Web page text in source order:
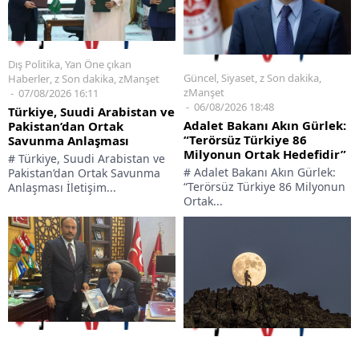
Dış Politika,Yan Öne çıkan
Haberler,z Son dakika,zManşet
07/08/2026 16:11
Türkiye, Suudi Arabistan ve
Pakistan’dan Ortak
Savunma Anlaşması
# Türkiye, Suudi Arabistan ve
Pakistan’dan Ortak Savunma
Anlaşması İletişim...
Güncel, Siyaset,z Son dakika,
zManşet
06/08/2026 18:48
Adalet Bakanı Akın Gürlek:
“Terörsüz Türkiye 86
Milyonun Ortak Hedefidir”
# Adalet Bakanı Akın Gürlek:
“Terörsüz Türkiye 86 Milyonun
Ortak...